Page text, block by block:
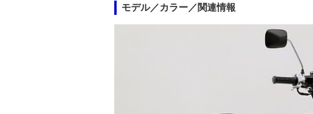
モデル／カラー／関連情報